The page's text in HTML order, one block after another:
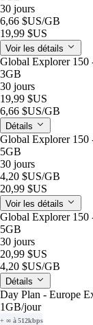
30 jours
6,66 $US/GB
19,99 $US
Voir les détails
Global Explorer 150
3GB
30 jours
19,99 $US
6,66 $US/GB
Détails
Global Explorer 150
5GB
30 jours
4,20 $US/GB
20,99 $US
Voir les détails
Global Explorer 150
5GB
30 jours
20,99 $US
4,20 $US/GB
Détails
Day Plan - Europe
1GB/jour
+ ∞ à 512kbps